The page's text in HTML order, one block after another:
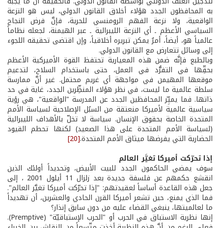
به المحافظون الجدد هؤلاء أخلاق القانون الدولي، ليس هو النزعة
الواقعية، ولا نزعة الفهم الرومنسي للحرية، فإنَّ فرض النجاح
السياسي الأعظم ـ أي النزعة الليبرالية ـ عبر الهيمنة، لجعله نظاماً
عالمياً هو، أيضاً، أمرٌ يمكن تبريره أخلاقياً، وإن اقتضى تحقيقه اللجوء
إلى وسائل تتعارض مع القانون الدولي.
وبالطبع فإنَّه ضمن هذه المعيارية تحتفظ القوة الأميركية الأعظم
بحقِّها في التفرُّد في العمل، حتى باستخدام السلاح، لتدعيم
موقعها المهيمن في مواجهة أي غريم محتمل. غير أنَّ ممارسة
سلطة عالمية ما ليست، في نظر هؤلاء المنظِّرين الجدد، غاية في حد
ذاتها. فما يميِّز المحافظين الجدد عن المدرسة "الواقعية"، هي رؤية
سياسية عالمية لأميركا منعتقة من السبُل الإصلاحية لسياسة الأمم
المتحدة الخاصة بحقوق الإنسان. سياسة لا تخلّ بالأهداف الليبرالية
(لسياسة الأمم المتحدة على هذا الصعيد) لكنها تحطم القيود
الحضارية التي يفرضها ميثاق الأمم المتحدة.[20]
إذا تحرّكت أميركا تغيَّر العالم
سوف يمضي الحاكمون الجدد للبيت الأبيض، وتحديداً أولئك الذين
انقشع حكمهم عن فلسفة جديدة بعد زلزال 11 أيلول 2001 ، إلى
جعل هذه القاعدة أساساً لعقيدتهم: "إذا تحرّكت أميركا تغيَّر العالم".
فما الذي يمنع، حين تشعر أميركا القرن الحادي والعشرين، أن تهديداً
ما لعالميتها، ينبغي القضاء عليه من دون سابق إنذار؟
إنها نظرية الاستباق في الحرب أو "الحرب الإستباقيّة" (Premptive).